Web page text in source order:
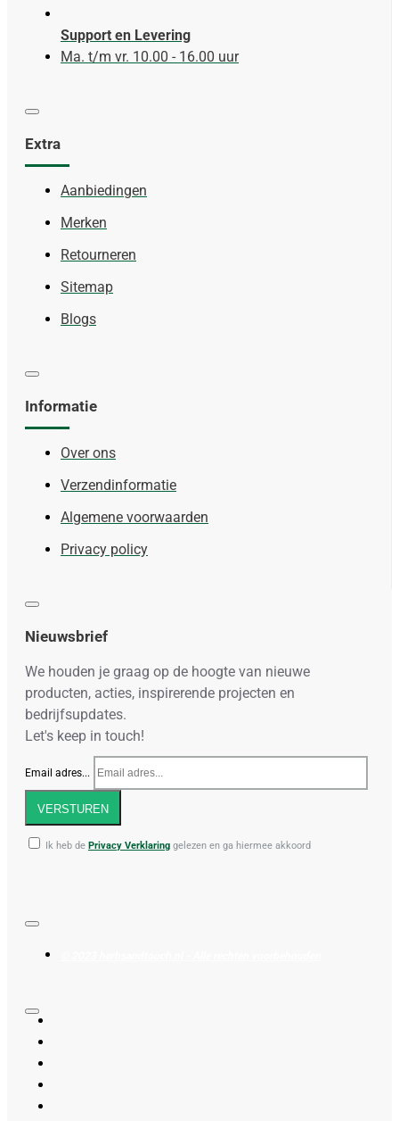
Support en Levering
Ma. t/m vr. 10.00 - 16.00 uur
Extra
Aanbiedingen
Merken
Retourneren
Sitemap
Blogs
Informatie
Over ons
Verzendinformatie
Algemene voorwaarden
Privacy policy
Nieuwsbrief
We houden je graag op de hoogte van nieuwe
producten, acties, inspirerende projecten en
bedrijfsupdates.
Let's keep in touch!
Email adres...
VERSTUREN
Ik heb de Privacy Verklaring gelezen en ga hiermee akkoord